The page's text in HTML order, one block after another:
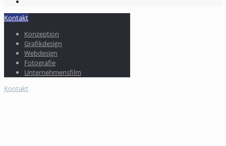
Kontakt
Konzeption
Grafikdesign
Webdesign
Fotografie
Unternehmensfilm
Kontakt